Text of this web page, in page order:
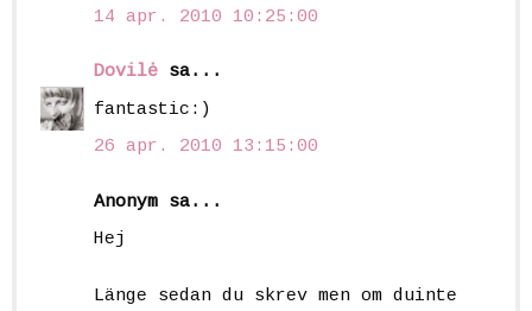
14 apr. 2010 10:25:00
Dovilė sa...
fantastic:)
26 apr. 2010 13:15:00
Anonym sa...
Hej
Länge sedan du skrev men om duinte